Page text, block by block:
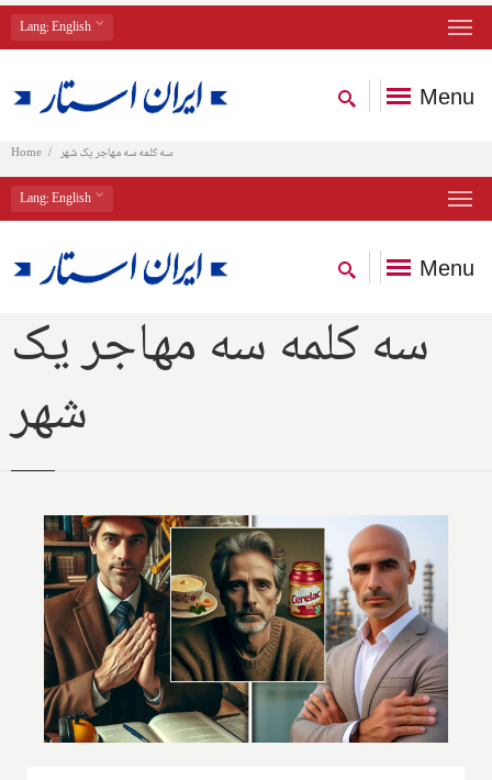
Lang: English
Menu
Home سه کلمه سه مهاجر یک شهر
Lang: English
Menu
سه کلمه سه مهاجر یک
شهر